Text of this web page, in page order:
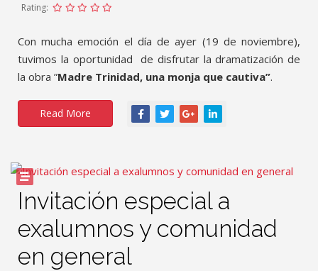
Rating:
Con mucha emoción el día de ayer (19 de noviembre),
tuvimos la oportunidad de disfrutar la dramatización de
la obra ”Madre Trinidad, una monja que cautiva”.
Read More
Invitación especial a
exalumnos y comunidad
en general